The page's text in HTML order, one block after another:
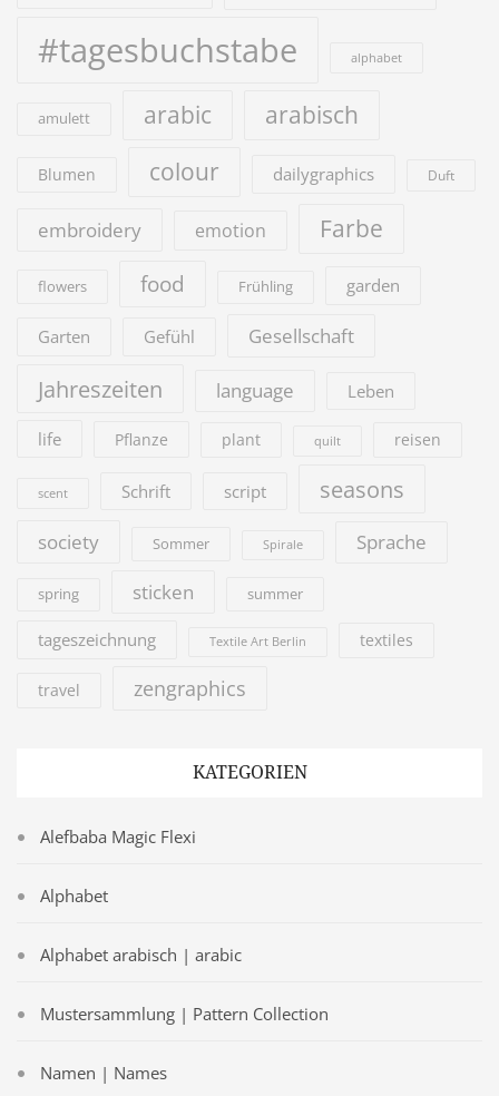
#tagesbuchstabe
alphabet
amulett arabic arabisch
Blumen colour dailygraphics Duft
embroidery emotion Farbe
flowers food Frühling garden
Garten Gefühl Gesellschaft
Jahreszeiten language Leben
life Pflanze plant quilt reisen
scent Schrift script seasons
society Sommer Spirale Sprache
spring sticken summer
tageszeichnung Textile Art Berlin textiles
travel zengraphics
KATEGORIEN
Alefbaba Magic Flexi
Alphabet
Alphabet arabisch | arabic
Mustersammlung | Pattern Collection
Namen | Names